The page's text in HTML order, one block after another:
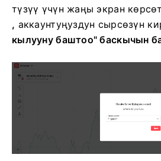
түзүү үчүн жаңы экран
, аккаунтуңуздун сырсөзүн
кылууну баштоо" баскычын